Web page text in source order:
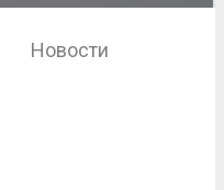
Новости